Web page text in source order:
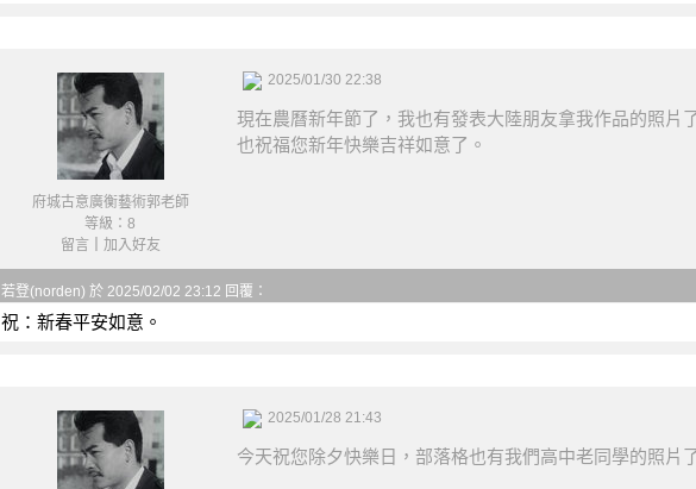
府城古意廣衡藝術郭老師
等級：8
留言｜ 加入好友
2025/01/30 22:38
現在農曆新年節了，我也有發表大陸朋友拿我作品的照片
也祝福您新年快樂吉祥如意了。
若登(norden) 於 2025/02/02 23:12 回覆：
祝：新春平安如意。
2025/01/28 21:43
今天祝您除夕快樂日，部落格也有我們高中老同學的照片